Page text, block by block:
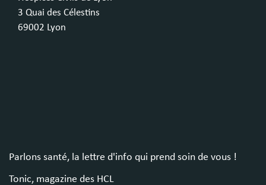
3 Quai des Célestins
69002 Lyon
Parlons santé, la lettre d'info qui prend soin de vous !
Tonic, magazine des HCL